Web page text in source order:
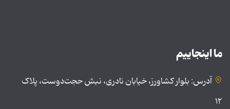
ما اینجاییم
آدرس: بلوار کشاورز، خیابان نادری، نبش حجت‌دوست، پلاک
۱۲